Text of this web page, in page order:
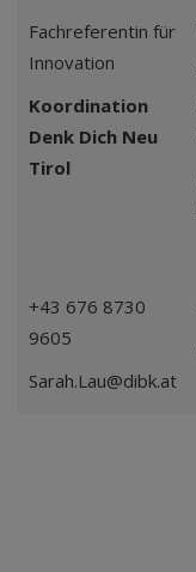
Fachreferentin für
Innovation
Koordination
Denk Dich Neu
Tirol
+43 676 8730
9605
Sarah.Lau@dibk.at